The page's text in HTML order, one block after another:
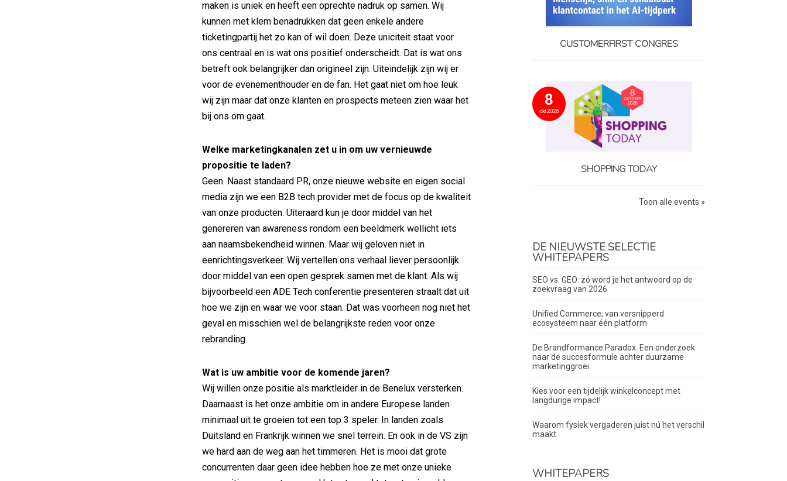
maken is uniek en heeft een oprechte nadruk op samen. Wij
kunnen met klem benadrukken dat geen enkele andere
ticketingpartij het zo kan of wil doen. Deze uniciteit staat voor
ons centraal en is wat ons positief onderscheidt. Dat is wat ons
betreft ook belangrijker dan origineel zijn. Uiteindelijk zijn wij er
voor de evenementhouder en de fan. Het gaat niet om hoe leuk
wij zijn maar dat onze klanten en prospects meteen zien waar het
bij ons om gaat.
Welke marketingkanalen zet u in om uw vernieuwde
propositie te laden?
Geen. Naast standaard PR, onze nieuwe website en eigen social
media zijn we een B2B tech provider met de focus op de kwaliteit
van onze producten. Uiteraard kun je door middel van het
genereren van awareness rondom een beeldmerk wellicht iets
aan naamsbekendheid winnen. Maar wij geloven niet in
eenrichtingsverkeer. Wij vertellen ons verhaal liever persoonlijk
door middel van een open gesprek samen met de klant. Als wij
bijvoorbeeld een ADE Tech conferentie presenteren straalt dat uit
hoe we zijn en waar we voor staan. Dat was voorheen nog niet het
geval en misschien wel de belangrijkste reden voor onze
rebranding.
Wat is uw ambitie voor de komende jaren?
Wij willen onze positie als marktleider in de Benelux versterken.
Daarnaast is het onze ambitie om in andere Europese landen
minimaal uit te groeien tot een top 3 speler. In landen zoals
Duitsland en Frankrijk winnen we snel terrein. En ook in de VS zijn
we hard aan de weg aan het timmeren. Het is mooi dat grote
concurrenten daar geen idee hebben hoe ze met onze unieke
CUSTOMERFIRST CONGRES
8
okt 2026
SHOPPING TODAY
Toon alle events »
DE NIEUWSTE SELECTIE
WHITEPAPERS
SEO vs. GEO: zó word je het antwoord op de
zoekvraag van 2026
Unified Commerce; van versnipperd
ecosysteem naar één platform
De Brandformance Paradox. Een onderzoek
naar de succesformule achter duurzame
marketinggroei.
Kies voor een tijdelijk winkelconcept met
langdurige impact!
Waarom fysiek vergaderen juist nú het verschil
maakt
WHITEPAPERS